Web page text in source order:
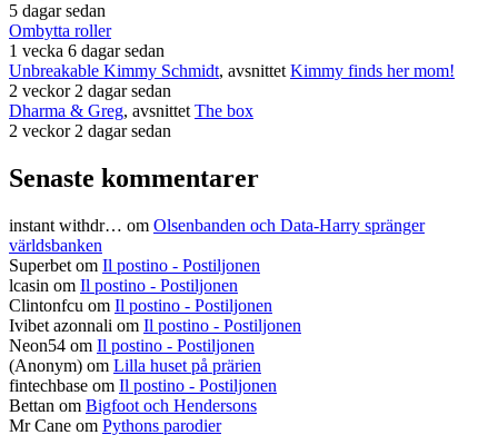
5 dagar sedan
Ombytta roller
1 vecka 6 dagar sedan
Unbreakable Kimmy Schmidt, avsnittet Kimmy finds her mom!
2 veckor 2 dagar sedan
Dharma & Greg, avsnittet The box
2 veckor 2 dagar sedan
Senaste kommentarer
instant withdr… om Olsenbanden och Data-Harry spränger
världsbanken
Superbet om Il postino - Postiljonen
lcasin om Il postino - Postiljonen
Clintonfcu om Il postino - Postiljonen
Ivibet azonnali om Il postino - Postiljonen
Neon54 om Il postino - Postiljonen
(Anonym) om Lilla huset på prärien
fintechbase om Il postino - Postiljonen
Bettan om Bigfoot och Hendersons
Mr Cane om Pythons parodier